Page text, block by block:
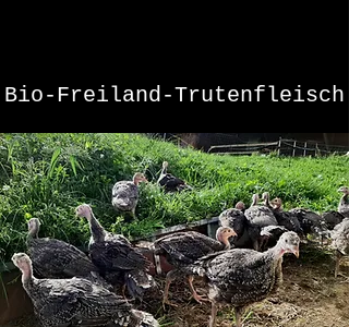
Bio-Freiland-Trutenfleisch